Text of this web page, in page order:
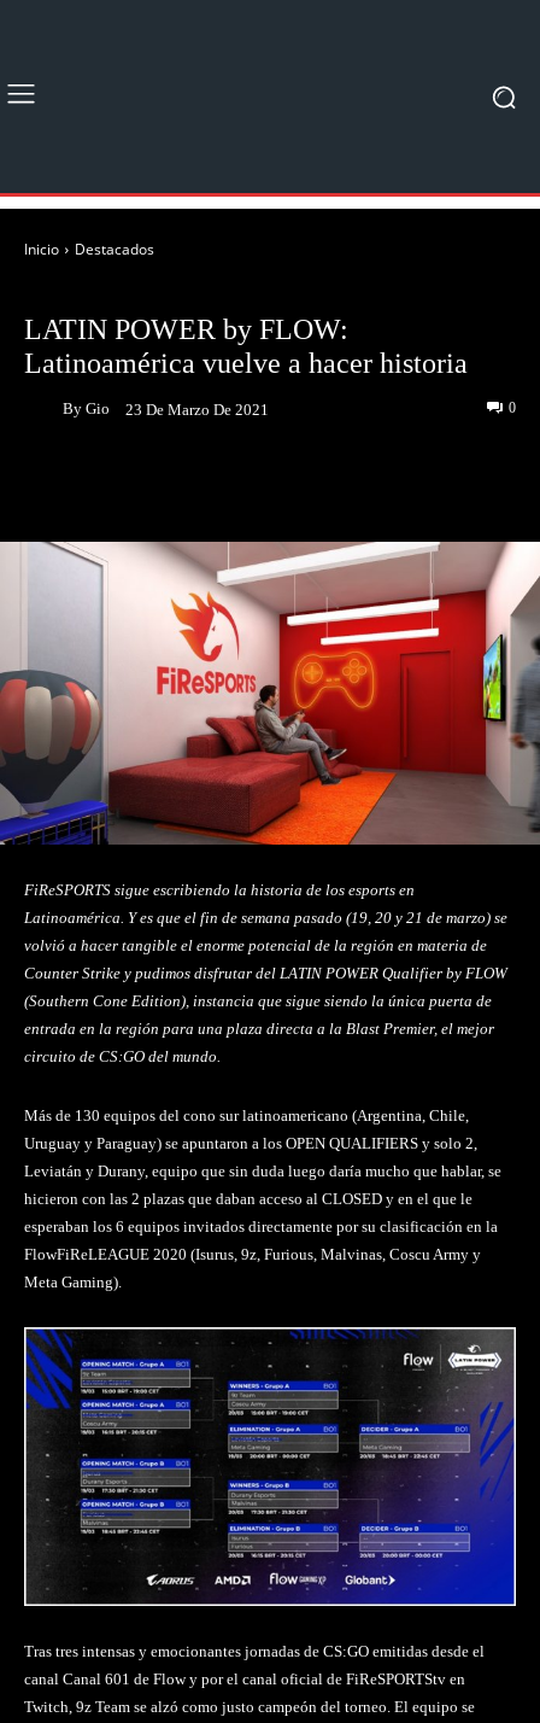
Inicio Destacados
LATIN POWER by FLOW:
Latinoamérica vuelve a hacer historia
By Gio 23 De Marzo De 2021 0
FiReSPORTS sigue escribiendo la historia de los esports en
Latinoamérica. Y es que el fin de semana pasado (19, 20 y 21 de marzo) se
volvió a hacer tangible el enorme potencial de la región en materia de
Counter Strike y pudimos disfrutar del LATIN POWER Qualifier by FLOW
(Southern Cone Edition), instancia que sigue siendo la única puerta de
entrada en la región para una plaza directa a la Blast Premier, el mejor
circuito de CS:GO del mundo.
Más de 130 equipos del cono sur latinoamericano (Argentina, Chile,
Uruguay y Paraguay) se apuntaron a los OPEN QUALIFIERS y solo 2,
Leviatán y Durany, equipo que sin duda luego daría mucho que hablar, se
hicieron con las 2 plazas que daban acceso al CLOSED y en el que le
esperaban los 6 equipos invitados directamente por su clasificación en la
FlowFiReLEAGUE 2020 (Isurus, 9z, Furious, Malvinas, Coscu Army y
Meta Gaming).
Tras tres intensas y emocionantes jornadas de CS:GO emitidas desde el
canal Canal 601 de Flow y por el canal oficial de FiReSPORTStv en
Twitch, 9z Team se alzó como justo campeón del torneo. El equipo se